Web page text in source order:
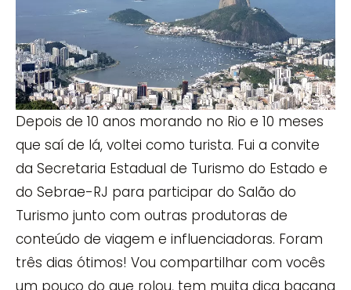
Depois de 10 anos morando no Rio e 10 meses
que saí de lá, voltei como turista. Fui a convite
da Secretaria Estadual de Turismo do Estado e
do Sebrae-RJ para participar do Salão do
Turismo junto com outras produtoras de
conteúdo de viagem e influenciadoras. Foram
três dias ótimos! Vou compartilhar com vocês
um pouco do que rolou, tem muita dica bacana